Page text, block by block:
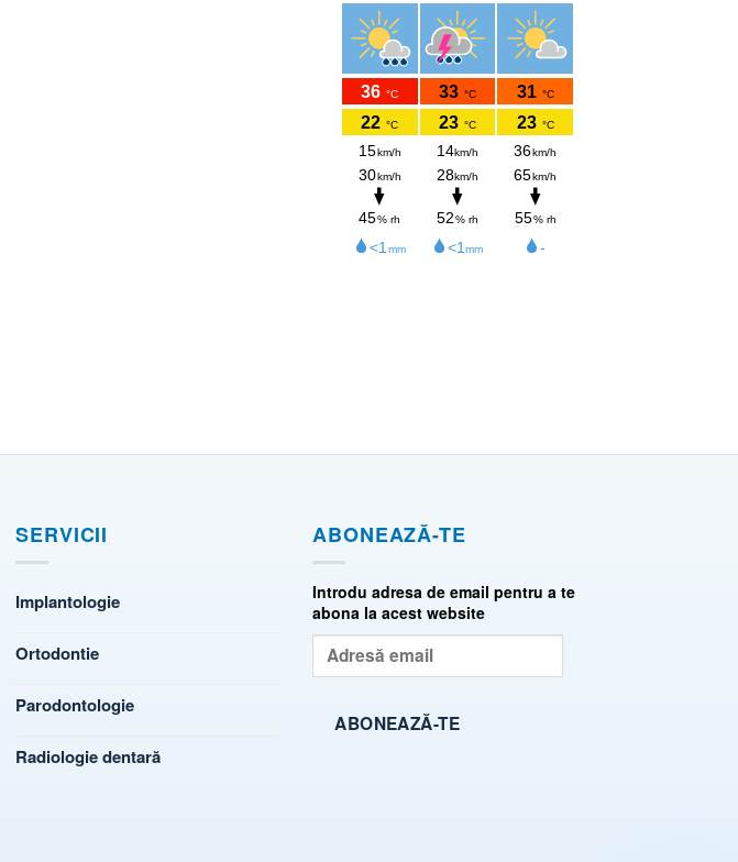
SERVICII
Implantologie
Ortodontie
Parodontologie
Radiologie dentară
ABONEAZĂ-TE
Introdu adresa de email pentru a te
abona la acest website
Adresă
ABONEAZĂ-TE